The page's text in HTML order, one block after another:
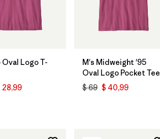
Oval Logo T-
28,99
M's Midweight '95
Oval Logo Pocket Tee
$ 69 $ 40,99